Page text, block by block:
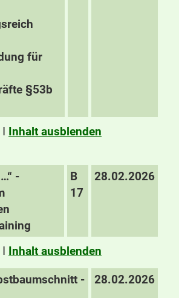
für
§53b
I Inhalt ausblenden
-
B
17
28.02.2026
I Inhalt ausblenden
-
28.02.2026